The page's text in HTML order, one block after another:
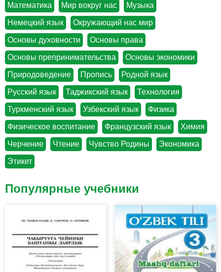
Математика Мир вокруг нас Музыка
Немецкий язык Окружающий нас мир
Основы духовности Основы права
Основы препринимательства Основы экономики
Природоведение Пропись Родной язык
Русский язык Таджикский язык Технология
Туркменский язык Узбекский язык Физика
Физическое воспитание Французский язык Химия
Черчение Чтение Чувство Родины Экономика
Этикет
Популярные учебники